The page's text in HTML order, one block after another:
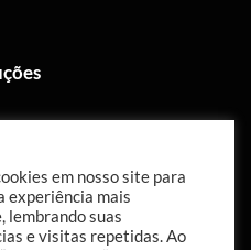
em nosso site para
experiência mais
lembrando suas
e visitas repetidas. Ao